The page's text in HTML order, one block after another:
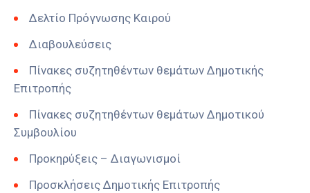
Δελτίο Πρόγνωσης Καιρού
Διαβουλεύσεις
Πίνακες συζητηθέντων θεμάτων Δημοτικής
Επιτροπής
Πίνακες συζητηθέντων θεμάτων Δημοτικού
Συμβουλίου
Προκηρύξεις – Διαγωνισμοί
Προσκλήσεις Δημοτικής Επιτροπής